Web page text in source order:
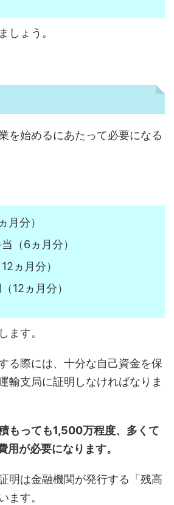
しょう。
を始めるにあたって必要になる
月分）
（6ヵ月分）
ヵ月分）
12ヵ月分）
ます。
る際には、十分な自己資金を保
輸支局に証明しなければなりま
もっても1,500万程度、多くて
が必要になります。
明は金融機関が発行する「残高
ます。